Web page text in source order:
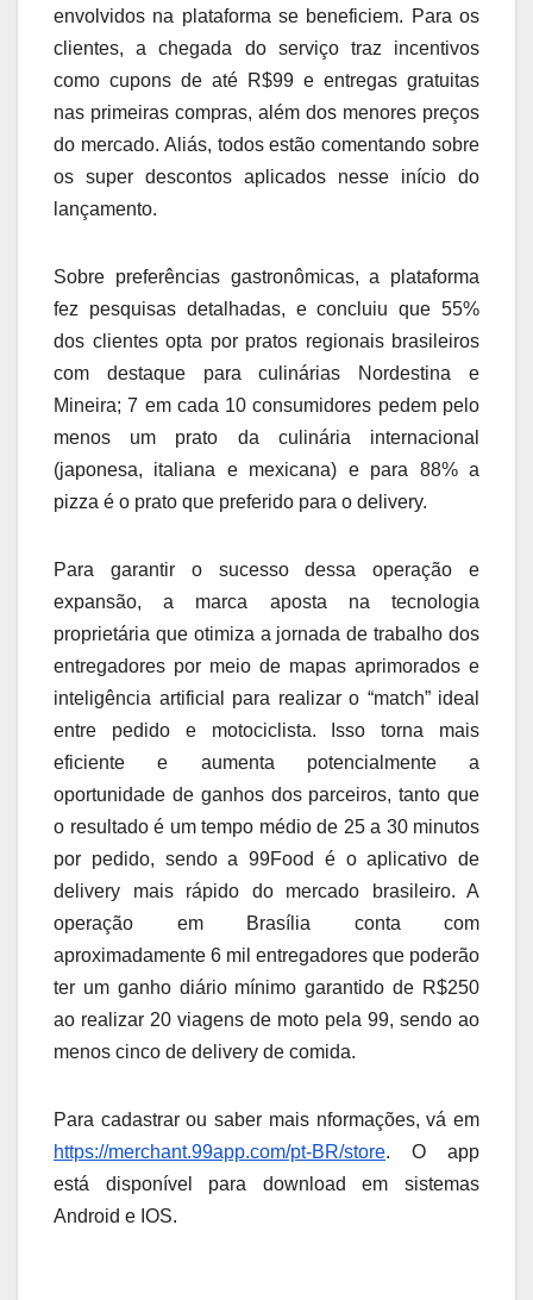
envolvidos na plataforma se beneficiem. Para os
clientes, a chegada do serviço traz incentivos
como cupons de até R$99 e entregas gratuitas
nas primeiras compras, além dos menores preços
do mercado. Aliás, todos estão comentando sobre
os super descontos aplicados nesse início do
lançamento.
Sobre preferências gastronômicas, a plataforma
fez pesquisas detalhadas, e concluiu que 55%
dos clientes opta por pratos regionais brasileiros
com destaque para culinárias Nordestina e
Mineira; 7 em cada 10 consumidores pedem pelo
menos um prato da culinária internacional
(japonesa, italiana e mexicana) e para 88% a
pizza é o prato que preferido para o delivery.
Para garantir o sucesso dessa operação e
expansão, a marca aposta na tecnologia
proprietária que otimiza a jornada de trabalho dos
entregadores por meio de mapas aprimorados e
inteligência artificial para realizar o “match” ideal
entre pedido e motociclista. Isso torna mais
eficiente e aumenta potencialmente a
oportunidade de ganhos dos parceiros, tanto que
o resultado é um tempo médio de 25 a 30 minutos
por pedido, sendo a 99Food é o aplicativo de
delivery mais rápido do mercado brasileiro. A
operação em Brasília conta com
aproximadamente 6 mil entregadores que poderão
ter um ganho diário mínimo garantido de R$250
ao realizar 20 viagens de moto pela 99, sendo ao
menos cinco de delivery de comida.
Para cadastrar ou saber mais nformações, vá em
https://merchant.99app.com/pt-BR/store. O app
está disponível para download em sistemas
Android e IOS.